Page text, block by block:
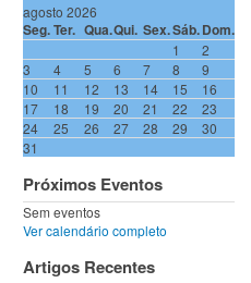
agosto 2026
Seg.Ter. Qua.Qui. Sex.Sáb.Dom.
1
2
3
4 5 6 7 8
9
10
11 12 13 14 15
16
17
18 19 20 21 22
23
24
25 26 27 28 29
30
31
Próximos Eventos
Sem eventos
Ver calendário completo
Artigos Recentes